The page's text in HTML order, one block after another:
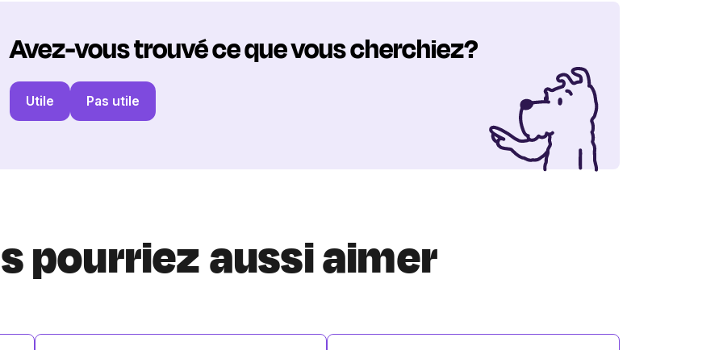
Avez-vous trouvé ce que vous cherchiez?
Utile Pas utile
pourriez aussi aimer